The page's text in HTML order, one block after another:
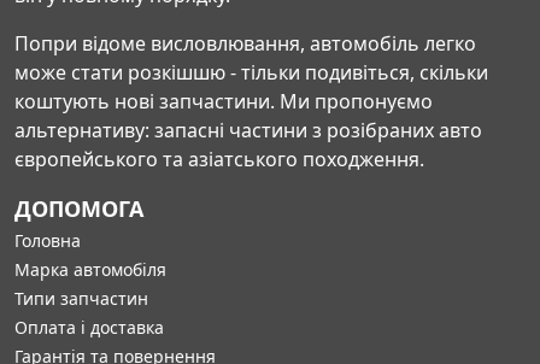
Попри відоме висловлювання, автомобіль легко
може стати розкішшю - тільки подивіться, скільки
коштують нові запчастини. Ми пропонуємо
альтернативу: запасні частини з розібраних авто
європейського та азіатського походження.
ДОПОМОГА
Головна
Марка автомобіля
Типи запчастин
Оплата і доставка
Гарантія та повернення